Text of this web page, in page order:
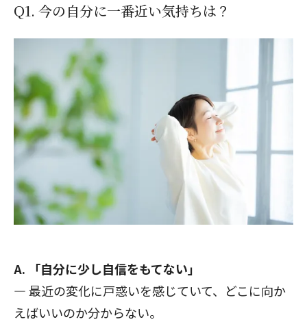
Q1. 今の自分に一番近い気持ちは？
A. 「自分に少し自信をもてない」
— 最近の変化に戸惑いを感じていて、どこに向か
えばいいのか分からない。